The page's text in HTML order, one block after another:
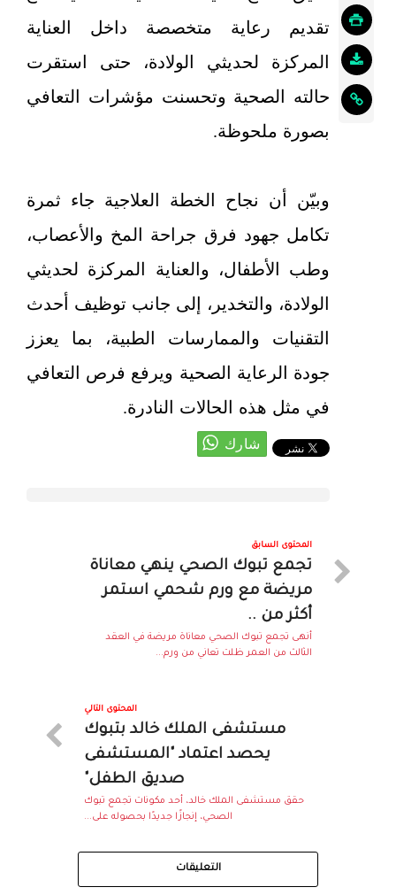
تقديم رعاية متخصصة داخل العناية
المركزة لحديثي الولادة، حتى استقرت
حالته الصحية وتحسنت مؤشرات التعافي
بصورة ملحوظة.
وبيّن أن نجاح الخطة العلاجية جاء ثمرة
تكامل جهود فرق جراحة المخ والأعصاب،
وطب الأطفال، والعناية المركزة لحديثي
الولادة، والتخدير، إلى جانب توظيف أحدث
التقنيات والممارسات الطبية، بما يعزز
جودة الرعاية الصحية ويرفع فرص التعافي
في مثل هذه الحالات النادرة.
المحتوى السابق
تجمع تبوك الصحي ينهي معاناة
مريضة مع ورم شحمي استمر
أكثر من ..
أنهى تجمع تبوك الصحي معاناة مريضة في العقد
الثالث من العمر ظلت تعاني من ورم...
المحتوى التالي
مستشفى الملك خالد بتبوك
يحصد اعتماد "المستشفى
صديق الطفل"
حقق مستشفى الملك خالد، أحد مكونات تجمع تبوك
الصحي، إنجازًا جديدًا بحصوله على...
التعليقات